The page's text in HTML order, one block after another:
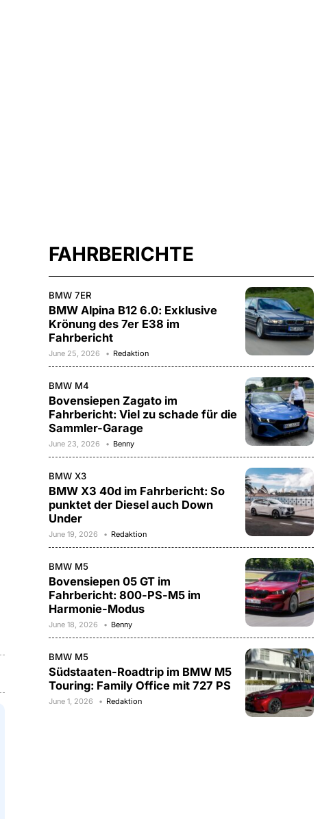
FAHRBERICHTE
BMW 7ER
BMW Alpina B12 6.0: Exklusive
Krönung des 7er E38 im
Fahrbericht
June 25, 2026 Redaktion
BMW M4
Bovensiepen Zagato im
Fahrbericht: Viel zu schade für die
Sammler-Garage
June 23, 2026 Benny
BMW X3
BMW X3 40d im Fahrbericht: So
punktet der Diesel auch Down
Under
June 19, 2026 Redaktion
BMW M5
Bovensiepen 05 GT im
Fahrbericht: 800-PS-M5 im
Harmonie-Modus
June 18, 2026 Benny
BMW M5
Südstaaten-Roadtrip im BMW M5
Touring: Family Office mit 727 PS
June 1, 2026 Redaktion